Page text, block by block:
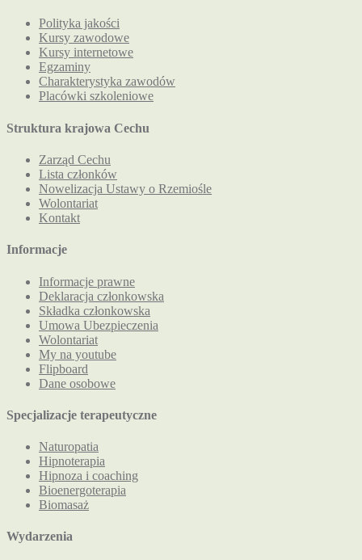
Polityka jakości
Kursy zawodowe
Kursy internetowe
Egzaminy
Charakterystyka zawodów
Placówki szkoleniowe
Struktura krajowa Cechu
Zarząd Cechu
Lista członków
Nowelizacja Ustawy o Rzemiośle
Wolontariat
Kontakt
Informacje
Informacje prawne
Deklaracja członkowska
Składka członkowska
Umowa Ubezpieczenia
Wolontariat
My na youtube
Flipboard
Dane osobowe
Specjalizacje terapeutyczne
Naturopatia
Hipnoterapia
Hipnoza i coaching
Bioenergoterapia
Biomasaż
Wydarzenia